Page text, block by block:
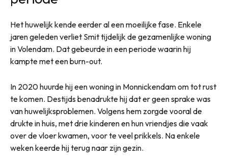
Het huwelijk kende eerder al een moeilijke fase. Enkele
jaren geleden verliet Smit tijdelijk de gezamenlijke woning
in Volendam. Dat gebeurde in een periode waarin hij
kampte met een burn-out.
In 2020 huurde hij een woning in Monnickendam om tot rust
te komen. Destijds benadrukte hij dat er geen sprake was
van huwelijksproblemen. Volgens hem zorgde vooral de
drukte in huis, met drie kinderen en hun vriendjes die vaak
over de vloer kwamen, voor te veel prikkels. Na enkele
weken keerde hij terug naar zijn gezin.